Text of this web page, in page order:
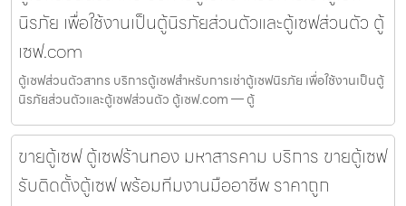
นิรภัย เพื่อใช้งานเป็นตู้นิรภัยส่วนตัวและตู้เซฟส่วนตัว ตู้
เซฟ.com
ตู้เซฟส่วนตัวสาทร บริการตู้เซฟสำหรับการเช่าตู้เซฟนิรภัย เพื่อใช้งานเป็นตู้
นิรภัยส่วนตัวและตู้เซฟส่วนตัว ตู้เซฟ.com — ตู้
ขายตู้เซฟ ตู้เซฟร้านทอง มหาสารคาม บริการ ขายตู้เซฟ
รับติดตั้งตู้เซฟ พร้อมทีมงานมืออาชีพ ราคาถูก